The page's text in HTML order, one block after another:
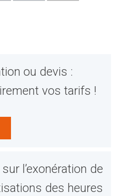
ou devis :
vos tarifs !
l’exonération de
des heures